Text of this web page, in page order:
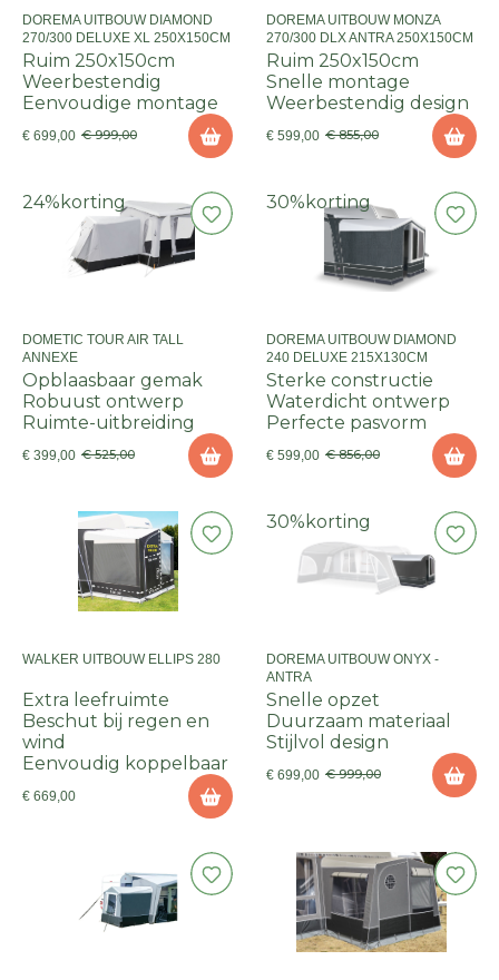
DOREMA UITBOUW DIAMOND
270/300 DELUXE XL 250X150CM
Ruim 250x150cm
Weerbestendig
Eenvoudige montage
€ 699,00 € 999,00
DOREMA UITBOUW MONZA
270/300 DLX ANTRA 250X150CM
Ruim 250x150cm
Snelle montage
Weerbestendig design
€ 599,00 € 855,00
24% korting
DOMETIC TOUR AIR TALL
ANNEXE
Opblaasbaar gemak
Robuust ontwerp
Ruimte-uitbreiding
€ 399,00 € 525,00
30% korting
DOREMA UITBOUW DIAMOND
240 DELUXE 215X130CM
Sterke constructie
Waterdicht ontwerp
Perfecte pasvorm
€ 599,00 € 856,00
WALKER UITBOUW ELLIPS 280
Extra leefruimte
Beschut bij regen en
wind
Eenvoudig koppelbaar
€ 669,00
30% korting
DOREMA UITBOUW ONYX -
ANTRA
Snelle opzet
Duurzaam materiaal
Stijlvol design
€ 699,00 € 999,00